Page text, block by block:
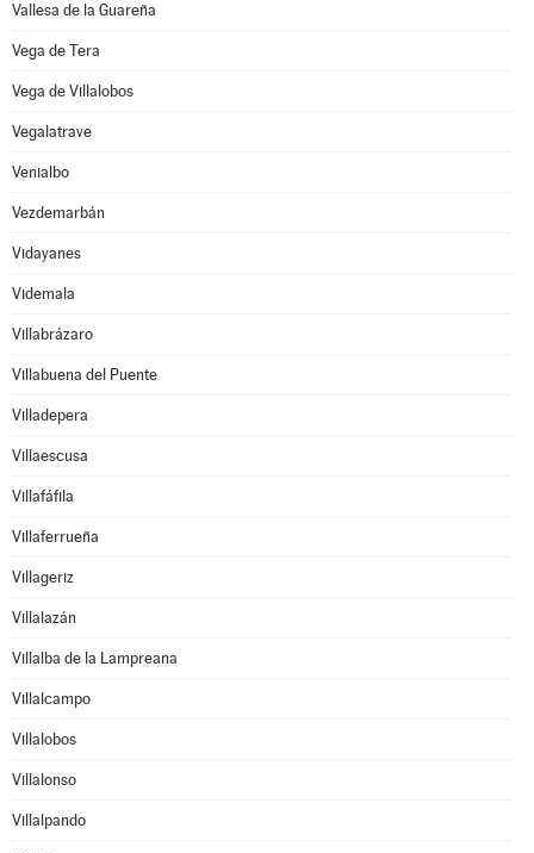
Vallesa de la Guareña
Vega de Tera
Vega de Villalobos
Vegalatrave
Venialbo
Vezdemarbán
Vidayanes
Videmala
Villabrázaro
Villabuena del Puente
Villadepera
Villaescusa
Villafáfila
Villaferrueña
Villageriz
Villalazán
Villalba de la Lampreana
Villalcampo
Villalobos
Villalonso
Villalpando